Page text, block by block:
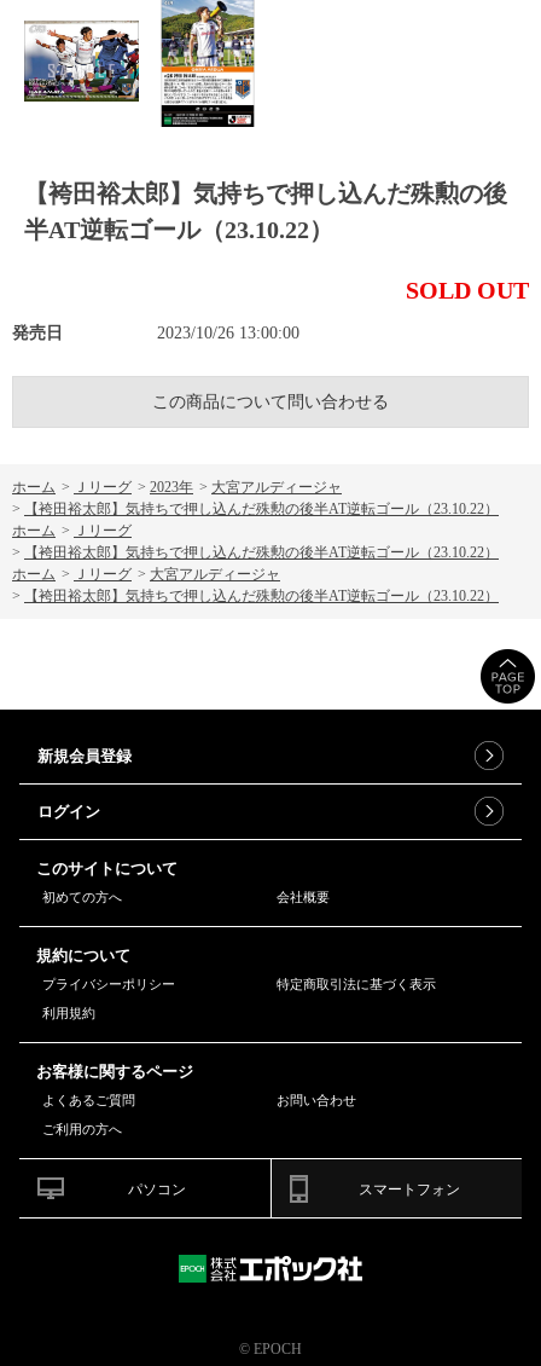
【袴田裕太郎】気持ちで押し込んだ殊勲の後
半AT逆転ゴール（23.10.22）
SOLD OUT
発売日 2023/10/26 13:00:00
この商品について問い合わせる
ホーム > Ｊリーグ > 2023年 > 大宮アルディージャ
>
【袴田裕太郎】気持ちで押し込んだ殊勲の後半AT逆転ゴール（23.10.22）
ホーム >
Ｊリーグ
>
【袴田裕太郎】気持ちで押し込んだ殊勲の後半AT逆転ゴール（23.10.22）
ホーム > Ｊリーグ > 大宮アルディージャ
>
【袴田裕太郎】気持ちで押し込んだ殊勲の後半AT逆転ゴール（23.10.22）
新規会員登録
ログイン
このサイトについて
初めての方へ 会社概要
規約について
プライバシーポリシー
特定商取引法に基づく表示
利用規約
お客様に関するページ
よくあるご質問
お問い合わせ
ご利用の方へ
パソコン スマートフォン
© EPOCH